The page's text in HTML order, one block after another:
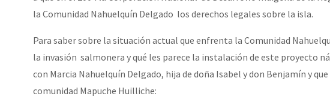
la Comunidad Nahuelquín Delgado los derechos legales sobre la isla.
Para saber sobre la situación actual que enfrenta la Comunidad
la invasión salmonera y qué les parece la instalación de este proyecto
con Marcia Nahuelquín Delgado, hija de doña Isabel y don Benjamín y
comunidad Mapuche Huilliche: